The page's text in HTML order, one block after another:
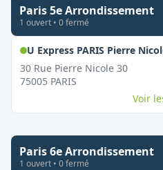
Paris 5e Arrondissement
1 ouvert • 0fermé
U Express PARIS Pierre
30 Rue Pierre Nicole 30
75005 PARIS
Voir
Paris 6e Arrondissement
1 ouvert • 0fermé